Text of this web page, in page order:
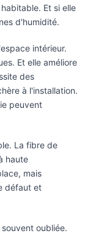
Et si elle
d'humidité.
intérieur.
Et elle améliore
des
à l'installation.
peuvent
La fibre de
haute
mais
défaut et
oubliée.